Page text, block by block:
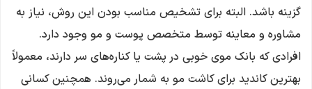
گزینه باشد. البته برای تشخیص مناسب بودن این روش، نیاز به
مشاوره و معاینه توسط متخصص پوست و مو وجود دارد.
افرادی که بانک موی خوبی در پشت یا کناره‌های سر دارند، معمولاً
بهترین کاندید برای کاشت مو به شمار می‌روند. همچنین کسانی